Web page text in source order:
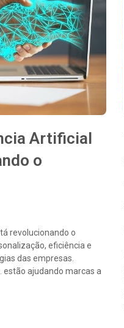
Artificial
o
revolucionando o
eficiência e
das empresas.
estão ajudando marcas a